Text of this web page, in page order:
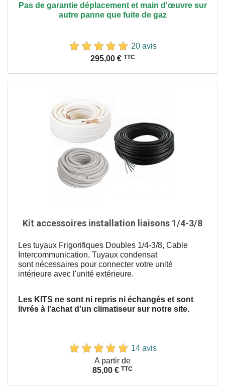
Pas de garantie déplacement et main d'œuvresur
autre panne que fuite de gaz
20 avis
295,00 € TTC
Kit accessoires installation liaisons 1/4-3/8
Les tuyaux Frigorifiques Doubles 1/4-3/8, Cable
Intercommunication, Tuyaux condensat
sont nécessaires pour connecter votre unité
intérieure avec l'unité extérieure.
Les KITS ne sont ni repris ni échangés et sont
livrés à l'achat d'un climatiseur sur notre site.
14 avis
A partir de
85,00 € TTC